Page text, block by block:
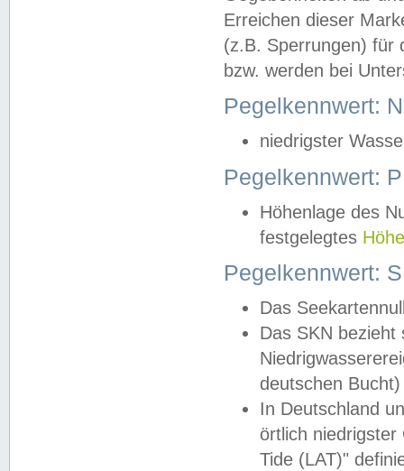
Erreichen dieser
(z.B. Sperrungen) für
bzw. werden bei
Pegelkennwert:
niedrigster
Pegelkennwert:
Höhenlage des
festgelegtes
Pegelkennwert:
Das
Das SKN
deutschen
In Deutschland
örtlich
Tide (LAT)"